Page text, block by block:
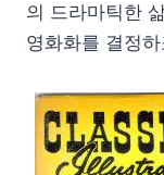
의 드라마틱한
영화화를 결정